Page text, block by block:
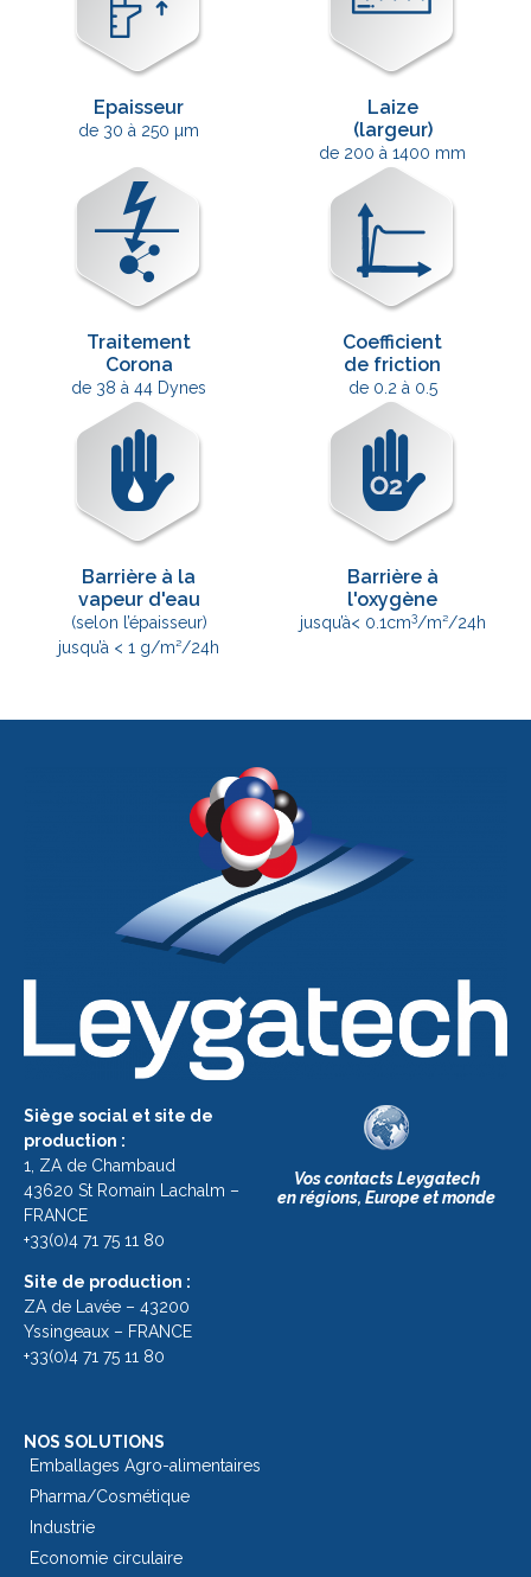
Epaisseur
de 30 à 250 µm
Laize
(largeur)
de 200 à 1400 mm
Traitement
Corona
de 38 à 44 Dynes
Coefficient
de friction
de 0.2 à 0.5
Barrière à la
vapeur d'eau
(selon l’épaisseur)
jusqu’à < 1 g/m²/24h
Barrière à
l'oxygène
jusqu’à< 0.1cm3/m²/24h
Siège social et site de
production :
1, ZA de Chambaud
43620 St Romain Lachalm –
FRANCE
+33(0)4 71 75 11 80
Site de production :
ZA de Lavée – 43200
Yssingeaux – FRANCE
+33(0)4 71 75 11 80
Vos contacts Leygatech
en régions, Europe et monde
NOS SOLUTIONS
Emballages Agro-alimentaires
Pharma/Cosmétique
Industrie
Economie circulaire